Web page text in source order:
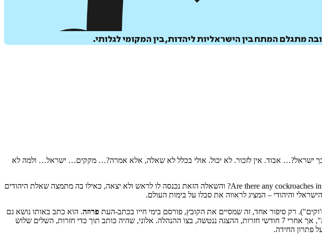
המתח בין הישראליות ליהדות, בין המקומי לגלותי.
אבוד. אין לזכור. לא יכול. אולי בכלל לא שאלה, אלא אמרה?… מקקים… ישראל… ולמה לא
אישה ששאלה אותו Are there any cockroaches in Israel? והשאלה הזאת נכנסה לו לראש ולא יצאה, כאילו בה מתמצה שאלת היהודים
והיהודי – המציג לראווה את סבלו על בימות העולם.
רק סיפור אחד, זה שמסיים את הקובץ, פורסם בימי חייו בכתב-העת פרוזה. הוא כתב באותו נושא גם
בתיאטרון "הבימה", אך אחרי 7 חודשי חזרות, ההצגה ננטשה, בצו ההנהלה. אלוני, שהיה כותב תוך כדי חזרות, השלים שלוש
פתרון החידה.